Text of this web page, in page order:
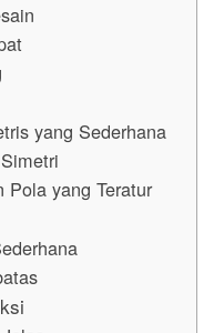
yang Sederhana
Pola yang Teratur